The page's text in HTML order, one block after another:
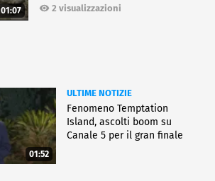
01:07 2 visualizzazioni
01:52
ULTIME NOTIZIE
Fenomeno Temptation
Island, ascolti boom su
Canale 5 per il gran finale